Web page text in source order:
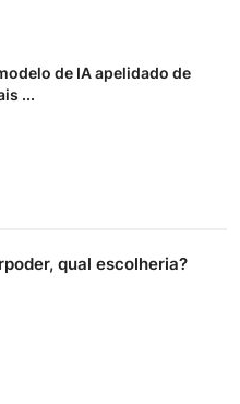
de IA apelidado de
...
qual escolheria?